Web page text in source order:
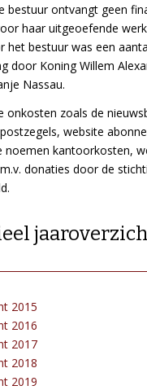
bestuur ontvangt geen
haar uitgeoefende
het bestuur was een
door Koning Willem
Nassau.
onkosten zoals de
website
noemen kantoorkosten,
donaties door de
2015
2016
2017
2018
2019